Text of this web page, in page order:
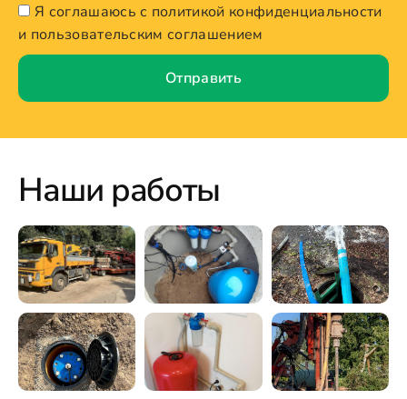
Я соглашаюсь с политикой конфиденциальности
и пользовательским соглашением
Отправить
Наши работы